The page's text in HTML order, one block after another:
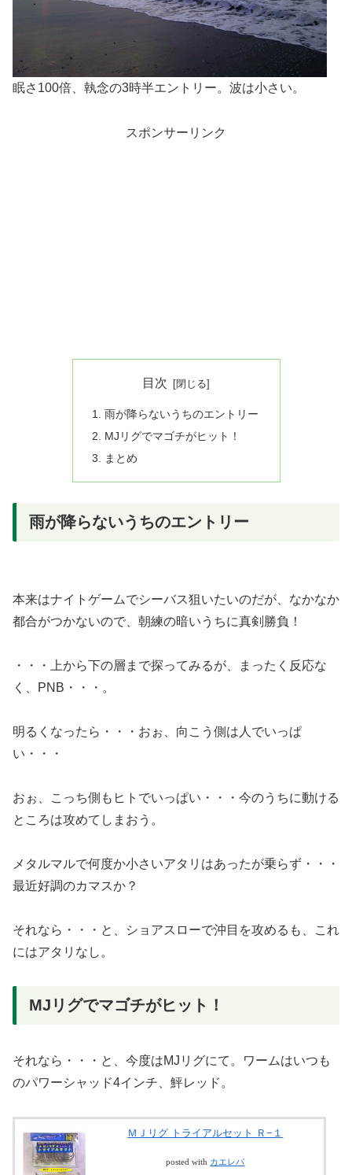
眠さ100倍、執念の3時半エントリー。波は小さい。
スポンサーリンク
目次
雨が降らないうちのエントリー
MJリグでマゴチがヒット！
まとめ
雨が降らないうちのエントリー
本来はナイトゲームでシーバス狙いたいのだが、なかなか
都合がつかないので、朝練の暗いうちに真剣勝負！
・・・上から下の層まで探ってみるが、まったく反応な
く、PNB・・・。
明るくなったら・・・おぉ、向こう側は人でいっぱ
い・・・
おぉ、こっち側もヒトでいっぱい・・・今のうちに動ける
ところは攻めてしまおう。
メタルマルで何度か小さいアタリはあったが乗らず・・・
最近好調のカマスか？
それなら・・・と、ショアスローで沖目を攻めるも、これ
にはアタリなし。
MJリグでマゴチがヒット！
それなら・・・と、今度はMJリグにて。ワームはいつも
のパワーシャッド4インチ、鮃レッド。
ＭＪリグ トライアルセット Ｒ−１
posted with カエレバ